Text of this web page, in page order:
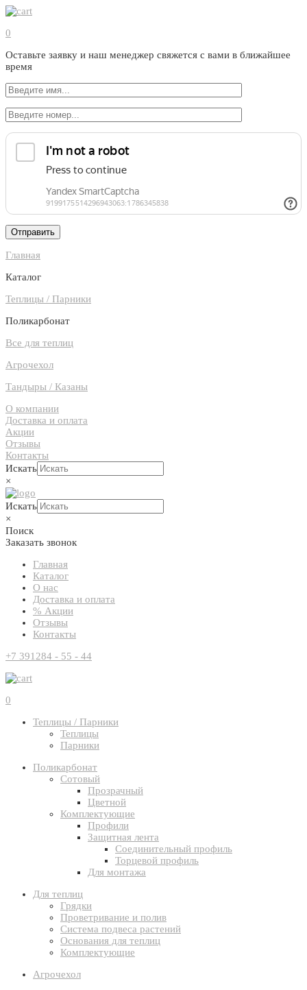
0
Оставьте заявку и наш менеджер свяжется с вами в ближайшее
время
Главная
Каталог
Теплицы / Парники
Поликарбонат
Все для теплиц
Агрочехол
Тандыры / Казаны
О компании
Доставка и оплата
Акции
Отзывы
Контакты
Искать
×
Искать
×
Поиск
Заказать звонок
Главная
Каталог
О нас
Доставка и оплата
% Акции
Отзывы
Контакты
+7 391 284 - 55 - 44
0
Теплицы / Парники
Теплицы
Парники
Поликарбонат
Сотовый
Прозрачный
Цветной
Комплектующие
Профили
Защитная лента
Соединительный профиль
Торцевой профиль
Для монтажа
Для теплиц
Грядки
Проветривание и полив
Система подвеса растений
Основания для теплиц
Комплектующие
Агрочехол